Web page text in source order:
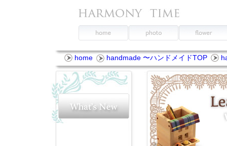
home handmade 〜ハンドメイドTOP